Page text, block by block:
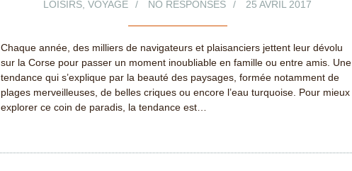
LOISIRS ,VOYAGE NO RESPONSES 25 AVRIL 2017
Chaque année, des milliers de navigateurs et plaisanciers jettent leur dévolu
sur la Corse pour passer un moment inoubliable en famille ou entre amis. Une
tendance qui s’explique par la beauté des paysages, formée notamment de
plages merveilleuses, de belles criques ou encore l’eau turquoise. Pour mieux
explorer ce coin de paradis, la tendance est…